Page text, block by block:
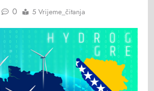
0 5 Vrijeme_čitanja